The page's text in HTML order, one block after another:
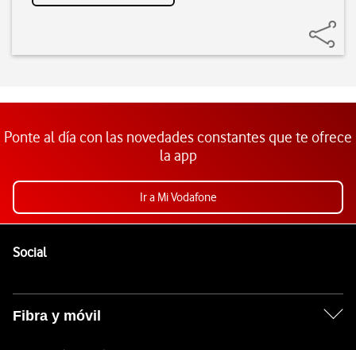
Ponte al día con las novedades constantes que te ofrece
la app
Ir a Mi Vodafone
SocialEnlaces a las redes sociales de Vodafone
Fibra y móvil